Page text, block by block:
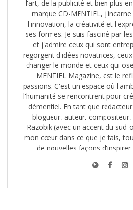
l'art, de la publicité et bien plus
marque CD-MENTIEL,
l'innovation, la créativité et
ses formes. Je suis fasciné par
et j'admire ceux qui sont
regorgent d'idées novatrices,
changer le monde et ceux qui
MENTIEL Magazine, est le
passions. C'est un espace où
l'humanité se rencontrent pour
démentiel. En tant que rédacteur
blogueur, auteur,
Razobik (avec un accent du
mon cœur dans ce que je fais,
de nouvelles façons